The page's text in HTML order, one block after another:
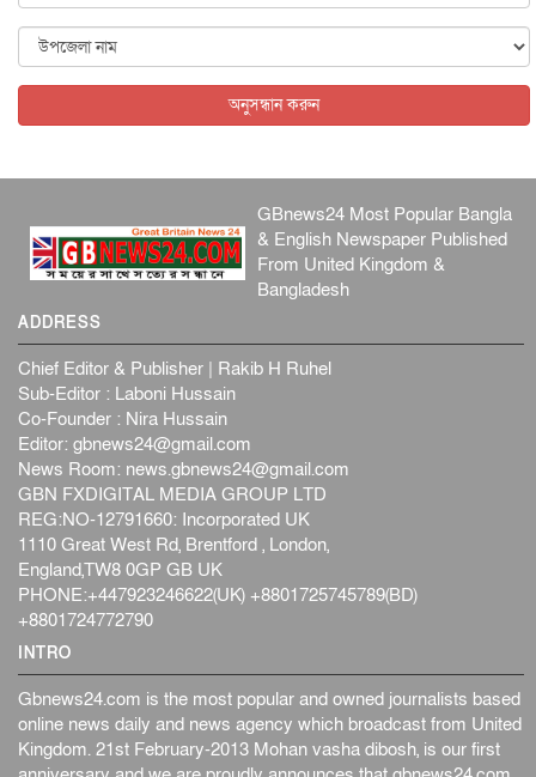
আন্তর্জাতিক ৫ আগস্ট, ২০২৬
অনুসন্ধান করুন
GBnews24 Most Popular Bangla
& English Newspaper Published
From United Kingdom &
Bangladesh
ADDRESS
Chief Editor & Publisher | Rakib H Ruhel
Sub-Editor : Laboni Hussain
Co-Founder : Nira Hussain
Editor: gbnews24@gmail.com
News Room: news.gbnews24@gmail.com
GBN FXDIGITAL MEDIA GROUP LTD
REG:NO-12791660: Incorporated UK
1110 Great West Rd, Brentford , London,
England,TW8 0GP GB UK
PHONE:+447923246622(UK) +8801725745789(BD)
+8801724772790
INTRO
Gbnews24.com is the most popular and owned journalists based
online news daily and news agency which broadcast from United
Kingdom. 21st February-2013 Mohan vasha dibosh, is our first